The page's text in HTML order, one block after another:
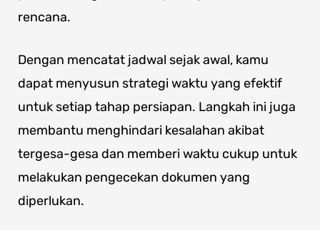
rencana.
Dengan mencatat jadwal sejak awal, kamu
dapat menyusun strategi waktu yang efektif
untuk setiap tahap persiapan. Langkah ini juga
membantu menghindari kesalahan akibat
tergesa-gesa dan memberi waktu cukup untuk
melakukan pengecekan dokumen yang
diperlukan.